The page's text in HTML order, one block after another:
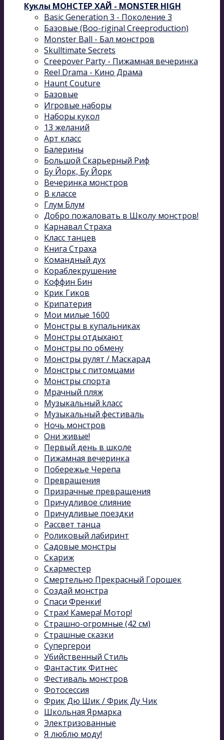
Куклы МОНСТЕР ХАЙ - MONSTER HIGH
Basic Generation 3 - Поколение 3
Базовые (Boo-riginal Creeproduction)
Monster Ball - Бал монстров
Skulltimate Secrets
Creepover Party - Пижамная вечеринка
Reel Drama - Кино Драма
Haunt Couture
Базовые
Игровые наборы
Наборы кукол
13 желаний
Арт класс
Балерины
Большой Скарьерный Риф
Бу Йорк, Бу Йорк
Вечеринка монстров
В классе
Глум Блум
Добро пожаловать в Школу монстров!
Карнавал Cтраха
Класс танцев
Книга Страха
Командный дух
Кораблекрушение
Коффин Бин
Крик Гиков
Крипатерия
Мои милые 1600
Монстры в купальниках
Монстры отдыхают
Монстры по обмену
Монстры рулят / Маскарад
Монстры с питомцами
Монстры спорта
Мрачный пляж
Музыкальный kласс
Музыкальный фестиваль
Ночь монстров
Они живые!
Первый день в школе
Пижамная вечеринка
Побережье Черепа
Превращения
Призрачные превращения
Причудливое слияние
Причудливые поездки
Рассвет танца
Роликовый лабиринт
Садовые монстры
Скариж
Скарместер
Смертельно Прекрасный Горошек
Создай монстра
Спаси Френки!
Страх! Камера! Мотор!
Страшно-огромные (42 см)
Страшные сказки
Супергерои
Убийственный Стиль
Фантастик Фитнес
Фестиваль монстров
Фотосессия
Фрик Дю Шик / Фрик Ду Чик
Школьная Ярмарка
Электризованные
Я люблю моду!